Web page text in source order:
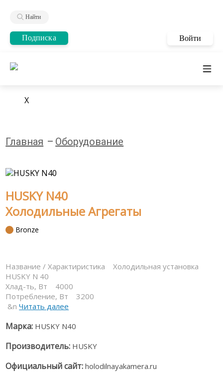
Найти
Подписка Войти
X
Главная Оборудование
HUSKY N40
Холодильные Агрегаты
Bronze
Название / Характиристика Холодильная установка
HUSKY N 40
Хлад-ть, Вт 4000
Потребление, Вт 3200
&nЧитать далее
Марка: HUSKY N40
Производитель: HUSKY
Официальный сайт: holodilnayakamera.ru